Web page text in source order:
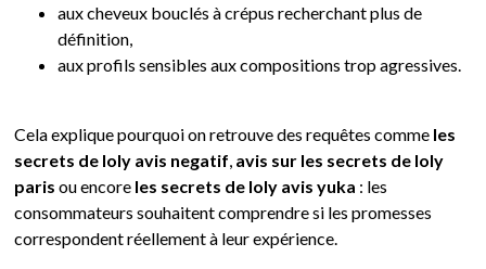
aux cheveux bouclés à crépus recherchant plus de
définition,
aux profils sensibles aux compositions trop agressives.
Cela explique pourquoi on retrouve des requêtes comme les
secrets de loly avis negatif avis sur les secrets de loly
paris ou encore les secrets de loly avis yuka : les
consommateurs souhaitent comprendre si les promesses
correspondent réellement à leur expérience.